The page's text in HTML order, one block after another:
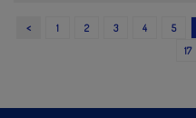
< 1 2 3 4 5
17